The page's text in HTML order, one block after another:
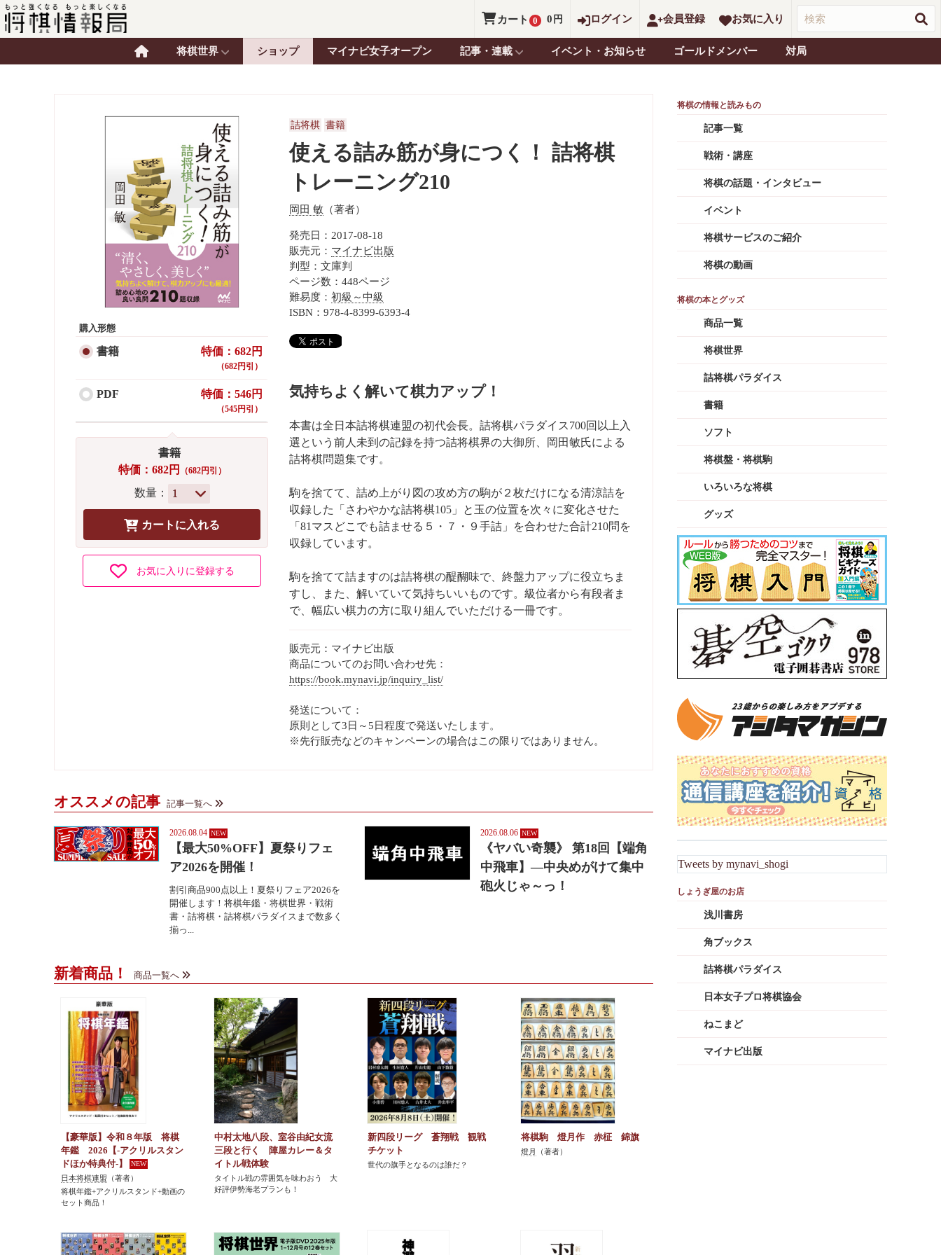
カート 0 0 円 ログイン 会員登録 お気に入り
将棋世界 ショップ マイナビ女子オープン 記事・連載 イベント・お知らせ ゴールドメンバー 対局
購入形態
書籍 特価：682円
（682円引）
PDF 特価：546円
（545円引）
書籍
特価：682円
（682円引）
数量：
お気に入りに登録する
詰将棋 書籍
使える詰み筋が身につく！ 詰将棋
トレーニング210
岡田 敏 （著者）
発売日：2017-08-18
販売元： マイナビ出版
判型：文庫判
ページ数：448ページ
難易度： 初級～中級
ISBN：978-4-8399-6393-4
気持ちよく解いて棋力アップ！
本書は全日本詰将棋連盟の初代会長。詰将棋パラダイス700回以上入
選という前人未到の記録を持つ詰将棋界の大御所、岡田敏氏による
詰将棋問題集です。
駒を捨てて、詰め上がり図の攻め方の駒が２枚だけになる清涼詰を
収録した「さわやかな詰将棋105」と玉の位置を次々に変化させた
「81マスどこでも詰ませる５・７・９手詰」を合わせた合計210問を
収録しています。
駒を捨てて詰ますのは詰将棋の醍醐味で、終盤力アップに役立ちま
すし、また、解いていて気持ちいいものです。級位者から有段者ま
で、幅広い棋力の方に取り組んでいただける一冊です。
販売元：マイナビ出版
商品についてのお問い合わせ先：
https://book.mynavi.jp/inquiry_list/
発送について：
原則として3日～5日程度で発送いたします。
※先行販売などのキャンペーンの場合はこの限りではありません。
オススメの記事 記事一覧へ
2026.08.04
【最大50%OFF】夏祭りフェ
ア2026を開催！
割引商品900点以上！夏祭りフェア2026を
開催します！将棋年鑑・将棋世界・戦術
書・詰将棋・詰将棋パラダイスまで数多く
揃っ...
2026.08.06
《ヤバい奇襲》 第18回【端角
中飛車】—中央めがけて集中
砲火じゃ～っ！
新着商品！ 商品一覧へ
【豪華版】令和８年版 将棋
年鑑 2026【-アクリルスタン
ドほか特典付-】
日本将棋連盟 （著者）
将棋年鑑+アクリルスタンド+動画の
セット商品！
中村太地八段、室谷由紀女流
三段と行く 陣屋カレー＆タ
イトル戦体験
タイトル戦の雰囲気を味わおう 大
好評伊勢海老プランも！
新四段リーグ 蒼翔戦 観戦
チケット
世代の旗手となるのは誰だ？
将棋駒 燈月作 赤柾 錦旗
燈月 （著者）
記事一覧
戦術・講座
将棋の話題・インタビュー
イベント
将棋サービスのご紹介
将棋の動画
商品一覧
将棋世界
詰将棋パラダイス
書籍
ソフト
将棋盤・将棋駒
いろいろな将棋
グッズ
Tweets by mynavi_shogi
浅川書房
角ブックス
詰将棋パラダイス
日本女子プロ将棋協会
ねこまど
マイナビ出版